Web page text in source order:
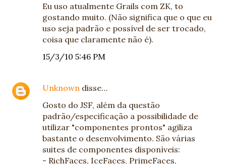
Eu uso atualmente Grails com ZK, to
gostando muito. (Não significa que o que eu
uso seja padrão e possível de ser trocado,
coisa que claramente não é).
15/3/10 5:46 PM
Unknown disse…
Gosto do JSF, além da questão
padrão/especificação a possibilidade de
utilizar "componentes prontos" agiliza
bastante o desenvolvimento. São várias
suites de componentes disponíveis:
- RichFaces, IceFaces, PrimeFaces,